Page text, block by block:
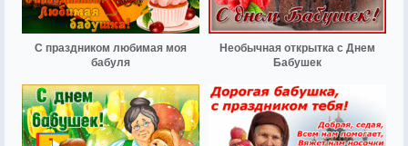
С праздником любимая моя
бабуля
Необычная открытка с Днем
Бабушек